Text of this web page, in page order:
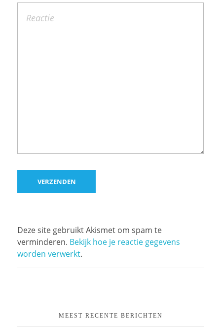
Deze site gebruikt Akismet om spam te
verminderen. Bekijk hoe je reactie gegevens
worden verwerkt.
MEEST RECENTE BERICHTEN